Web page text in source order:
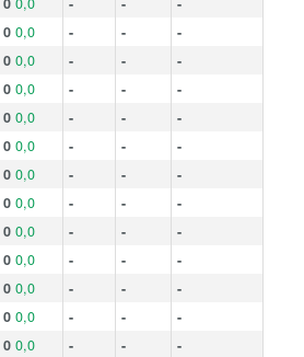
0 0,0 - -
-
0 0,0 - -
-
0 0,0 - -
-
0 0,0 - -
-
0 0,0 - -
-
0 0,0 - -
-
0 0,0 - -
-
0 0,0 - -
-
0 0,0 - -
-
0 0,0 - -
-
0 0,0 - -
-
0 0,0 - -
-